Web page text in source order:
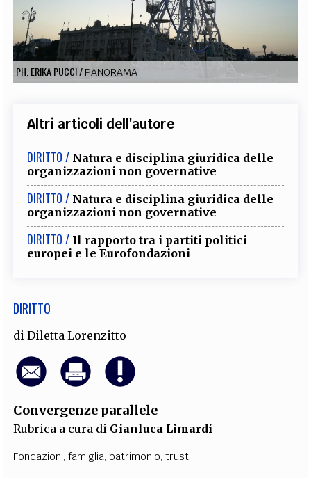
EXTRA
CODICI RUBRICHE LIBRI PROCEEDINGS PUBBLICITÀ
SOCIAL MEDIA
PH. ERIKA PUCCI/ PANORAMA
Altri articoli dell'autore
DIRITTO / Natura e disciplina giuridica delle
organizzazioni non governative
DIRITTO / Natura e disciplina giuridica delle
organizzazioni non governative
DIRITTO / Il rapporto tra i partiti politici
europei e le Eurofondazioni
DIRITTO
diDiletta Lorenzitto
Convergenze parallele
Rubrica a cura di Gianluca Limardi
Fondazioni,famiglia, patrimonio,trust